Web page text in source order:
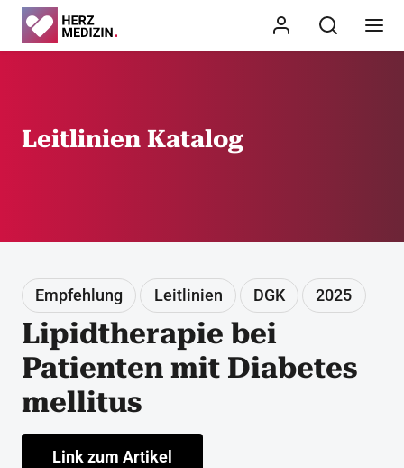
Leitlinien Katalog
Empfehlung Leitlinien DGK 2025
Lipidtherapie bei
Patienten mit Diabetes
mellitus
Link zum Artikel